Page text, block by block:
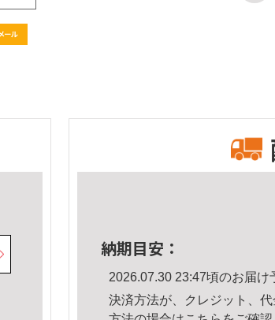
納期目安：
2026.07.30 23:47頃のお届け
決済方法が、クレジット、